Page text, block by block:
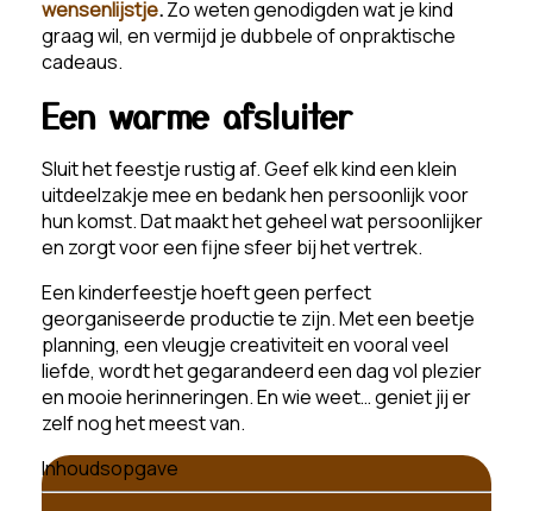
wensenlijstje.Zo weten genodigden wat je kind
graag wil, en vermijd je dubbele of onpraktische
cadeaus.
Een warme afsluiter
Sluit het feestje rustig af. Geef elk kind een klein
uitdeelzakje mee en bedank hen persoonlijk voor
hun komst. Dat maakt het geheel wat persoonlijker
en zorgt voor een fijne sfeer bij het vertrek.
Een kinderfeestje hoeft geen perfect
georganiseerde productie te zijn. Met een beetje
planning, een vleugje creativiteit en vooral veel
liefde, wordt het gegarandeerd een dag vol plezier
en mooie herinneringen. En wie weet… geniet jij er
zelf nog het meest van.
Inhoudsopgave